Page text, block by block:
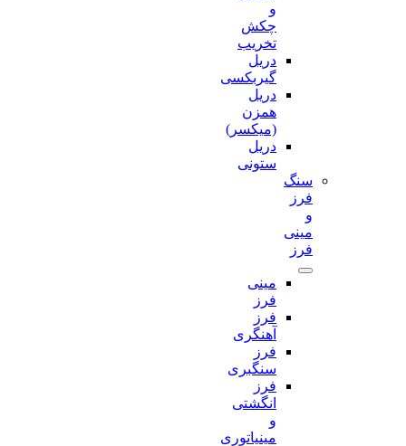
چکش
تخریب
دریل
گیربکسی
دریل
همزن
(میکسر)
دریل
ستونی
سنگ
مینی
فرز
آهنگری
فرز
سنگبری
فرز
انگشتی
مینیاتوری